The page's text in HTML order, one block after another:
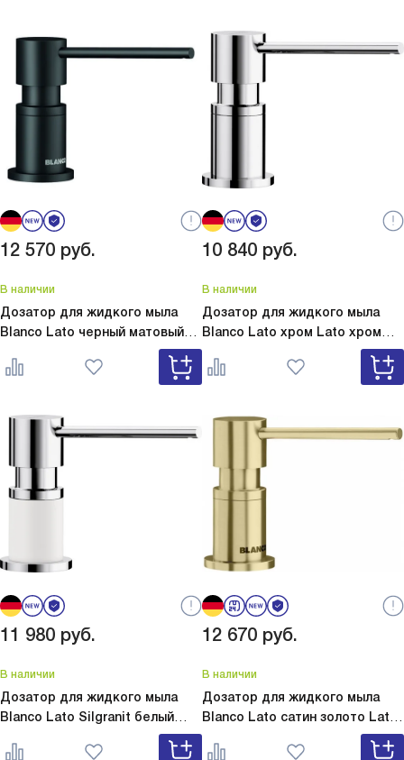
12 570 руб.
В наличии
Дозатор для жидкого мыла
Blanco Lato черный матовый
Lato черный матовый 525789
10 840 руб.
В наличии
Дозатор для жидкого мыла
Blanco Lato хром Lato хром
11 980 руб.
В наличии
Дозатор для жидкого мыла
Blanco Lato Silgranit белый
Lato Silgranit белый 525814
12 670 руб.
В наличии
Дозатор для жидкого мыла
Blanco Lato сатин золото Lato